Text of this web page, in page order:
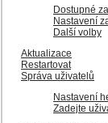
Dostupné
Nastavení
Další volby
Aktualizace
Restartovat
Správa uživatelů
Nastavení
Zadejte